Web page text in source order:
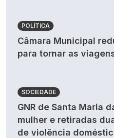
POLÍTICA
Câmara Municipal
para tornar as
SOCIEDADE
GNR de Santa Maria
mulher e retiradas
de violência